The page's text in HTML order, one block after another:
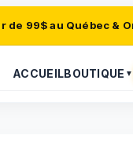
de 99$ au Québec &
ACCUEILBOUTIQUE ▼